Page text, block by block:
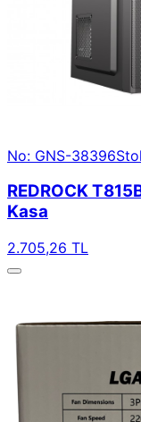
No: GNS-38396
REDROCK
Kasa
2.705,26 TL